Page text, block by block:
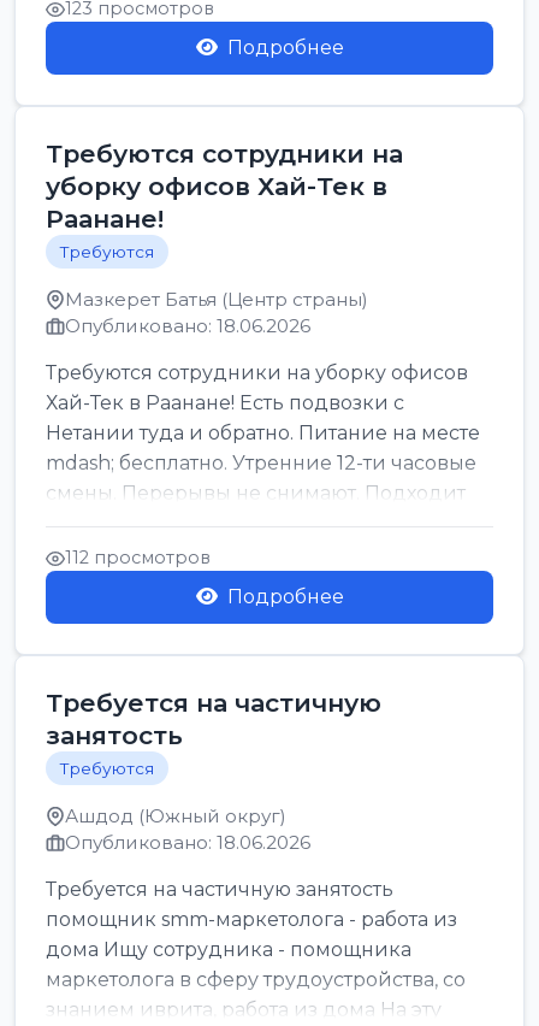
123 просмотров
Подробнее
Требуются сотрудники на
уборку офисов Хай-Тек в
Раанане!
Требуются
Мазкерет Батья (Центр страны)
Опубликовано: 18.06.2026
Требуются сотрудники на уборку офисов
Хай-Тек в Раанане! Есть подвозки с
Нетании туда и обратно. Питание на месте
mdash; бесплатно. Утренние 12-ти часовые
смены. Перерывы не снимают. Подходит
для всех...
112 просмотров
Подробнее
Требуется на частичную
занятость
Требуются
Ашдод (Южный округ)
Опубликовано: 18.06.2026
Требуется на частичную занятость
помощник smm-маркетолога - работа из
дома Ищу сотрудника - помощника
маркетолога в сферу трудоустройства, со
знанием иврита, работа из дома На эту